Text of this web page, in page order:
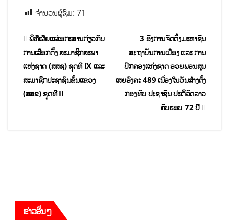
ຈຳນວນຜູ້ຊົມ: 71
3 ອົງການຈັດຕັ້ງມະຫາຊົນ
ສະຖາບັນການເມືອງ ແລະ ການ
ປົກຄອງແຫ່ງຊາດ ອວຍພອນສູນ
ເສຍອົງຄະ 489 ເນື່ອງໃນວັນສ້າງຕັ້ງ
ກອງທັບ ປະຊາຊົນ ປະຕິວັດລາວ
ຄົບຮອບ 72 ປີ
ພິທີເຜີຍແຜ່ເອກະສານກ່ຽວກັບ
ການເລືອກຕັ້ງ ສະມາຊິກສະພາ
ແຫ່ງຊາດ (ສສຊ) ຊຸດທີ IX ແລະ
ສະມາຊິກປະຊາຊົນຂັ້ນແຂວງ
(ສສຂ) ຊຸດທີ II
ຂ່າວອື່ນໆ